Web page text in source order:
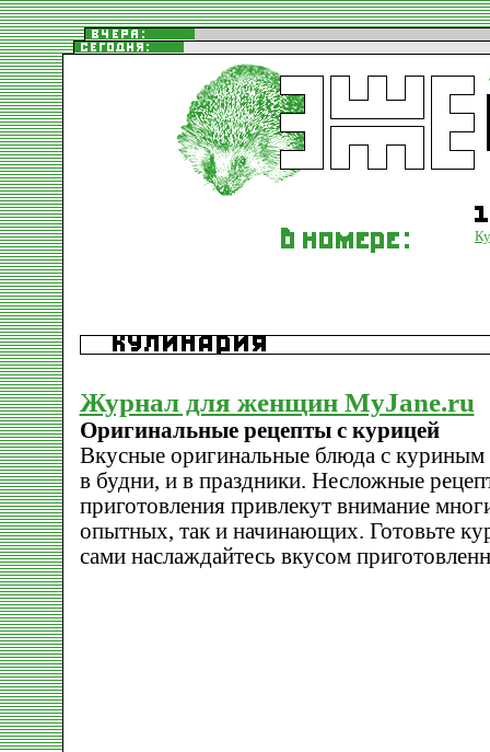
Журнал для женщин MyJane.ru
Оригинальные рецепты с курицей
Вкусные оригинальные блюда с
в будни, и в праздники. Несложные
приготовления привлекут внимание
опытных, так и начинающих. Готовьте
сами наслаждайтесь вкусом